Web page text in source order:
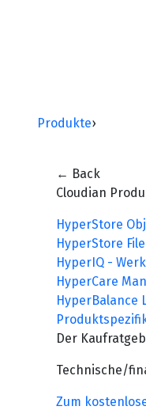
Produkte›
← Back
Cloudian
HyperStore
HyperStore
HyperIQ -
HyperCare
HyperBalance
Der
Technische/
Zum